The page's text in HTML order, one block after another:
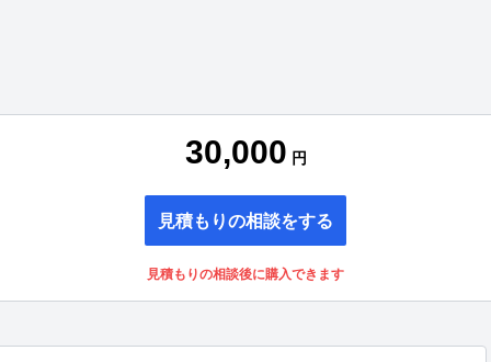
30,000 円
見積もりの相談をする
見積もりの相談後に購入できます